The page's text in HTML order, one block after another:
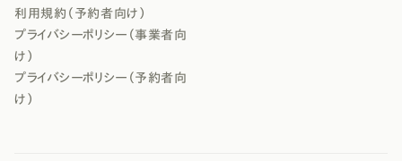
利用規約（予約者向け）
プライバシーポリシー（事業者向
け）
プライバシーポリシー（予約者向
け）